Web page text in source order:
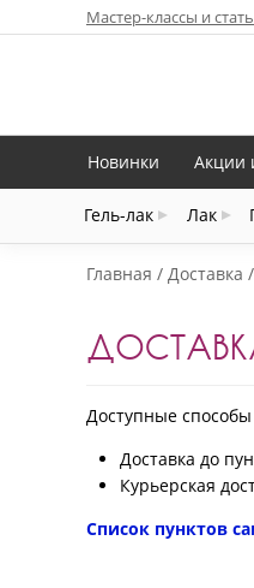
Мастер-классы и
Новинки Акции
Гель-лак Лак
Главная Доставка
Доступные способы
Доставка до
Курьерская
Список пунктов